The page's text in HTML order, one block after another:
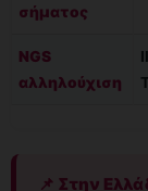
σήματος
NGS
αλληλούχιση
📌 Στην